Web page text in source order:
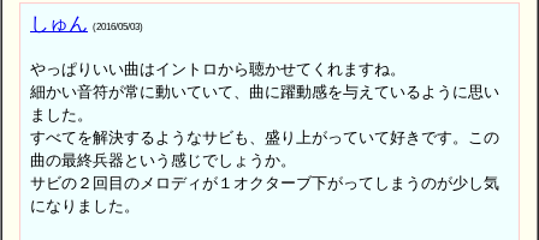
しゅん (2016/05/03)
やっぱりいい曲はイントロから聴かせてくれますね。
細かい音符が常に動いていて、曲に躍動感を与えているように思い
ました。
すべてを解決するようなサビも、盛り上がっていて好きです。この
曲の最終兵器という感じでしょうか。
サビの２回目のメロディが１オクターブ下がってしまうのが少し気
になりました。